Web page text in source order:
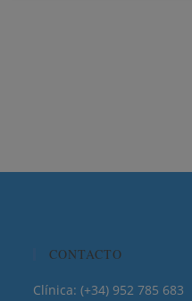
CONTACTO
Clínica: (+34) 952 785